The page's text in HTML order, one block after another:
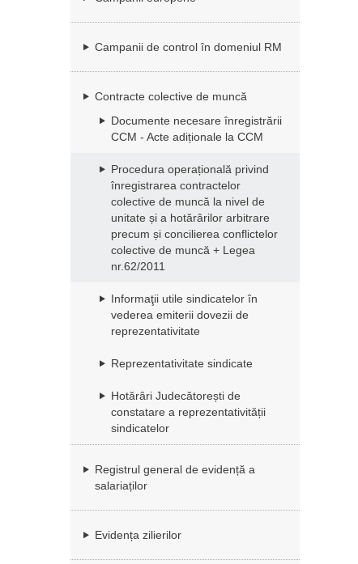
Campanii de control în domeniul RM
Contracte colective de muncă
Documente necesare înregistrării
CCM - Acte adiționale la CCM
Procedura operațională privind
înregistrarea contractelor
colective de muncă la nivel de
unitate și a hotărârilor arbitrare
precum și concilierea conflictelor
colective de muncă + Legea
nr.62/2011
Informaţii utile sindicatelor în
vederea emiterii dovezii de
reprezentativitate
Reprezentativitate sindicate
Hotărâri Judecătorești de
constatare a reprezentativității
sindicatelor
Registrul general de evidență a
salariaților
Evidența zilierilor